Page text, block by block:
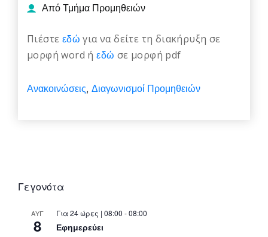
Από Τμήμα Προμηθειών
Πιέστε εδώ για να δείτε τη διακήρυξη σε
μορφή word ήεδώ σε μορφή pdf
Ανακοινώσεις, Διαγωνισμοί Προμηθειών
Γεγονότα
ΑΥΓ
8
Για 24 ώρες | 08:00 - 08:00
Εφημερεύει